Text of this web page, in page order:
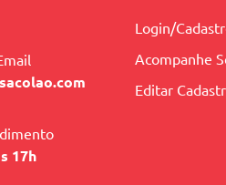
Resorcinol.
Monoetanolamina.
17h
Login/
Acompanhe
Editar